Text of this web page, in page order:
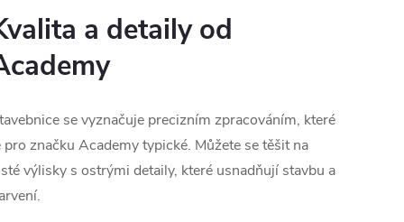
a detaily od
se vyznačuje precizním zpracováním, které
pro značku Academy typické. Můžete se těšit na
výlisky s ostrými detaily, které usnadňují stavbu a